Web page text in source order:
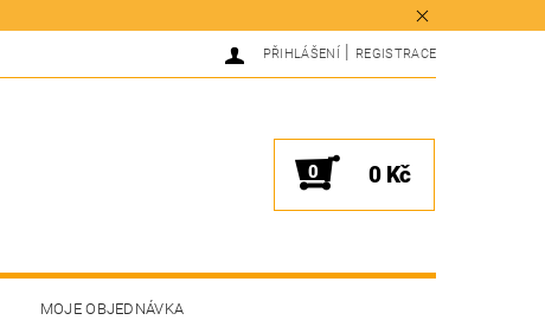
PŘIHLÁŠENÍ REGISTRACE
0 0 Kč
MOJE OBJEDNÁVKA